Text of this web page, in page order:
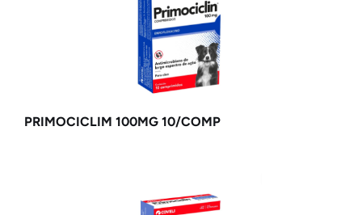
PRIMOCICLIM 100MG 10/COMP